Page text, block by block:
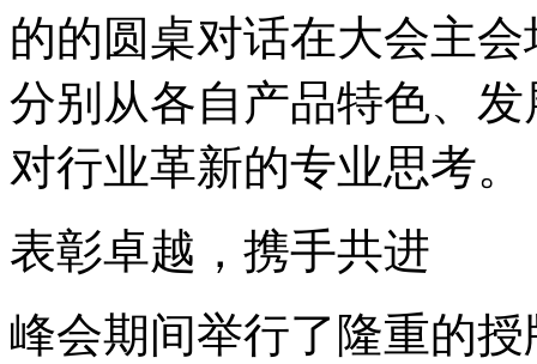
的的圆桌对话在大会主
分别从各自产品特色、
对行业革新的专业思考。
表彰卓越，携手共进
峰会期间举行了隆重的